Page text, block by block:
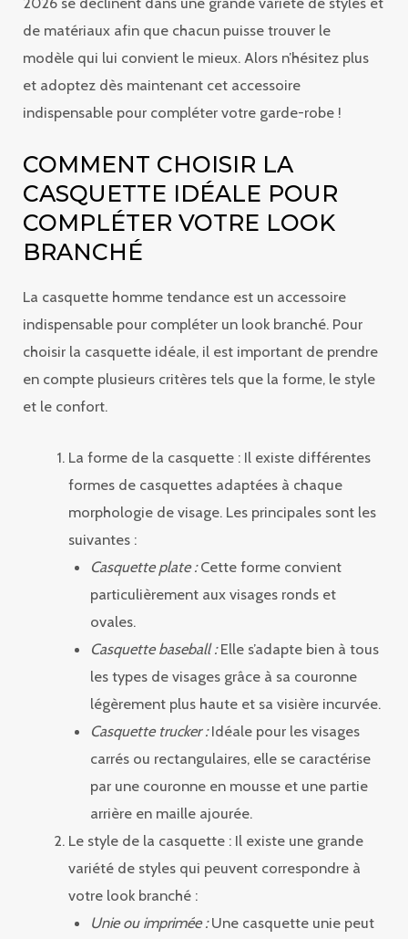
de matériaux afin que chacun puisse trouver le
modèle qui lui convient le mieux. Alors n’hésitez plus
et adoptez dès maintenant cet accessoire
indispensable pour compléter votre garde-robe !
COMMENT CHOISIR LA
CASQUETTE IDÉALE POUR
COMPLÉTER VOTRE LOOK
BRANCHÉ
La casquette homme tendance est un accessoire
indispensable pour compléter un look branché. Pour
choisir la casquette idéale, il est important de prendre
en compte plusieurs critères tels que la forme, le style
et le confort.
La forme de la casquette : Il existe différentes
formes de casquettes adaptées à chaque
morphologie de visage. Les principales sont les
suivantes :
Casquette plate :Cette forme convient
particulièrement aux visages ronds et
ovales.
Casquette baseball :Elle s’adapte bien à tous
les types de visages grâce à sa couronne
légèrement plus haute et sa visière incurvée.
Casquette trucker :Idéale pour les visages
carrés ou rectangulaires, elle se caractérise
par une couronne en mousse et une partie
arrière en maille ajourée.
Le style de la casquette : Il existe une grande
variété de styles qui peuvent correspondre à
votre look branché :
Unie ou imprimée :Une casquette unie peut